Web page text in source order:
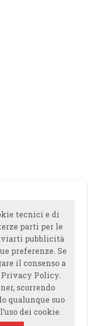
tecnici e di
parti per le
pubblicità
preferenze. Se
il consenso a
Policy.
scorrendo
qualunque suo
dei cookie.